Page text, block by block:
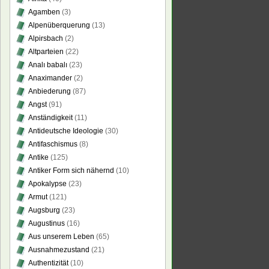
Agamben (3)
Alpenüberquerung (13)
Alpirsbach (2)
Altparteien (22)
Analı babalı (23)
Anaximander (2)
Anbiederung (87)
Angst(91)
Anständigkeit(11)
Antideutsche Ideologie (30)
Antifaschismus (8)
Antike (125)
Antiker Form sich nähernd (10)
Apokalypse (23)
Armut(121)
Augsburg (23)
Augustinus (16)
Aus unserem Leben (65)
Ausnahmezustand (21)
Authentizität(10)